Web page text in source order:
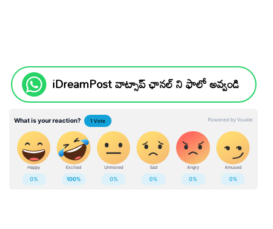
iDreamPost వాట్సాప్ ఛానల్ ని ఫాలో అవ్వండి